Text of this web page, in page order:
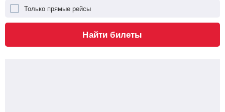
Только прямые рейсы
Найти билеты